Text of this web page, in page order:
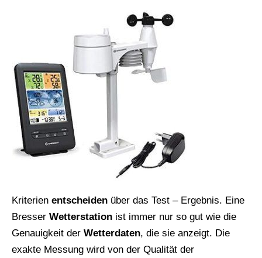
Kriterien entscheiden über das Test – Ergebnis. Eine
Bresser Wetterstation ist immer nur so gut wie die
Genauigkeit der Wetterdaten, die sie anzeigt. Die
exakte Messung wird von der Qualität der